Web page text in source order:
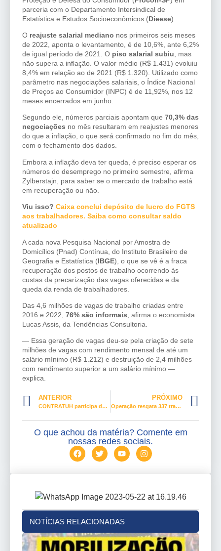
parceria com o Departamento Intersindical de
Estatística e Estudos Socioeconômicos (Dieese).
O reajuste salarial mediano nos primeiros seis meses
de 2022, aponta o levantamento, é de 10,6%, ante 6,2%
de igual período de 2021. O piso salarial subiu , mas
não supera a inflação. O valor médio (R$ 1.431) evoluiu
8,4% em relação ao de 2021 (R$ 1.320). Utilizado como
parâmetro nas negociações salariais, o Índice Nacional
de Preços ao Consumidor (INPC) é de 11,92%, nos 12
meses encerrados em junho.
Segundo ele, números parciais apontam que 70,3% das
negociações no mês resultaram em reajustes menores
do que a inflação, o que será confirmado no fim do mês,
com o fechamento dos dados.
Embora a inflação deva ter queda, é preciso esperar os
números do desemprego no primeiro semestre, afirma
Zylberstajn, para saber se o mercado de trabalho está
em recuperação ou não.
Viu isso? Caixa conclui depósito de lucro do FGTS
aos trabalhadores. Saiba como consultar saldo
atualizado
A cada nova Pesquisa Nacional por Amostra de
Domicílios (Pnad) Contínua, do Instituto Brasileiro de
Geografia e Estatística (IBGE), o que se vê é a fraca
recuperação dos postos de trabalho ocorrendo às
custas da precarização das vagas oferecidas e da
queda da renda de trabalhadores.
Das 4,6 milhões de vagas de trabalho criadas entre
2016 e 2022, 76% são informais , afirma o economista
Lucas Assis, da Tendências Consultoria.
— Essa geração de vagas deu-se pela criação de sete
milhões de vagas com rendimento mensal de até um
salário mínimo (R$ 1.212) e destruição de 2,4 milhões
com rendimento superior a um salário mínimo —
explica.
ANTERIOR
CONTRATUH participa de oficina de Diversidade de Gênero
PRÓXIMO
Operação resgata 337 trabalhadores de condições análogas à escravidão
O que achou da matéria? Comente em
nossas redes sociais.
NOTÍCIAS RELACIONADAS